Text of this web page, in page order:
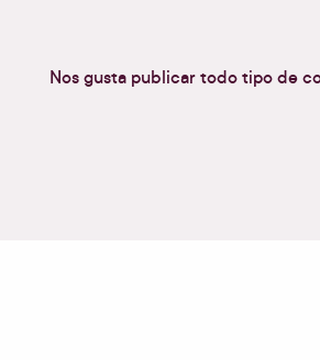
Nos gusta publicar todo tipo de